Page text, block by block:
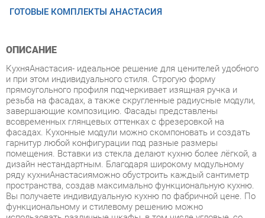
ОПИСАНИЕ
прямоугольного профиля подчеркивает изящная ручка и
резьба на фасадах, а также скругленные радиусные модули,
завершающие композицию. Фасады представлены
всовременных глянцевых оттенках с фрезеровкой на
фасадах. Кухонные модули можно скомпоновать и создать
гарнитур любой конфигурации под разные размеры
помещения. Вставки из стекла делают кухню более лёгкой, а
дизайн нестандартным. Благодаря широкому модульному
ряду кухниАнастасияможно обустроить каждый сантиметр
пространства, создав максимально функциональную кухню.
Вы получаете индивидуальную кухню по фабричной цене. По
функциональному и стилевому решению можно
использовать различные шкафы, в том числе угловые, со
стеклянным дверцами и без них, тумбы с ящиками и
дверцами, добавлять модули, чередовать их, создавая
необычную композицию. Стиль - современный. Петли дверей
с доводчиками. Тумбы оборудованы метабоксами. Цоколь